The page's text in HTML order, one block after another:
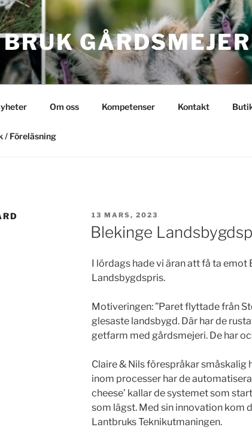
Om oss Kompetenser Kontakt
/ Föreläsning
PUBLICERAT
13 MARS, 2023
Blekinge
I lördags hade vi äran att få ta
Landsbygdspris.
Motiveringen: ”Paret flyttade från
glesaste landsbygd. Där har de
getfarm med gårdsmejeri. De har
Claire & Nils förespråkar småskalig
inom processer har de
cheese’ kallar de systemet som
som lägst. Med sin innovation kom
Lantbruks Teknikutmaningen.